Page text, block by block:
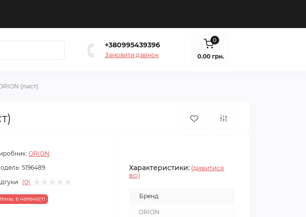
+380995439396
Замовити дзвінок
0
0.00 грн.
(лист)
ORION
5196489
(0)
в наявності
Характеристики: (дивитися
всі)
Бренд
ORION